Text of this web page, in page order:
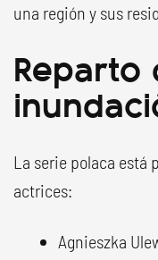
una región y sus
Reparto
La serie polaca está
actrices:
Agnieszka